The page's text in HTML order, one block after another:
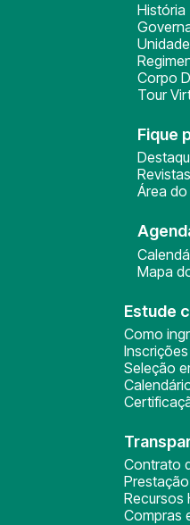
História
Corpo
Tour
Fique
Área do
Mapa
Estude
Como
Seleção
Contrato
Recursos
Compras